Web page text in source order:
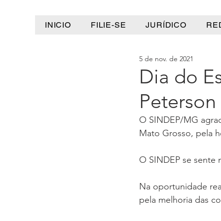
INICIO FILIE-SE JURÍDICO
Dia do
Peterson
5 de nov. de 2021
O SINDEP/MG
Mato Grosso, pela
O SINDEP se
Na oportunidade
pela melhoria das